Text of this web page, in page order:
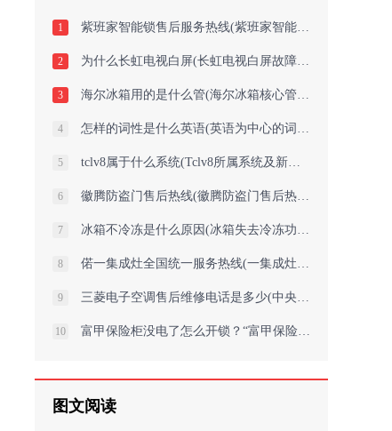
1 紫班家智能锁售后服务热线(紫班家智能锁售后服务热线：尽心呵护，安心用！
2 为什么长虹电视白屏(长虹电视白屏故障解析)
3 海尔冰箱用的是什么管(海尔冰箱核心管的材料是什么？)
4 怎样的词性是什么英语(英语为中心的词性探究)
5 tclv8属于什么系统(Tclv8所属系统及新标题：中心系统+新标题 = Tclv8属于的系统及
6 徽腾防盗门售后热线(徽腾防盗门售后热线：专业维修，贴心服务)
7 冰箱不冷冻是什么原因(冰箱失去冷冻功能的原因)
8 偌一集成灶全国统一服务热线(一集成灶服务热线，全国统一呼叫中心)
9 三菱电子空调售后维修电话是多少(中央三菱空调变频器维修视频教程怎样快速
10 富甲保险柜没电了怎么开锁？“富甲保险柜电池耗尽如何快速解锁？”
图文阅读